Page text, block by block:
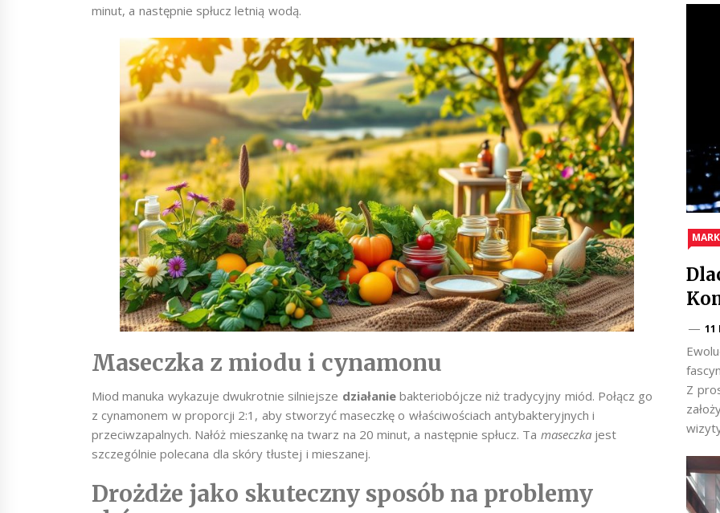
minut, a następnie spłucz letnią wodą.
Maseczka z miodu i cynamonu
Miod manuka wykazuje dwukrotnie silniejsze działaniebakteriobójcze niż tradycyjny miód. Połącz go
z cynamonem w proporcji 2:1, aby stworzyć maseczkę o właściwościach antybakteryjnych i
przeciwzapalnych. Nałóż mieszankę na twarz na 20 minut, a następnie spłucz. Ta maseczkajest
szczególnie polecana dla skóry tłustej i mieszanej.
Drożdże jako skuteczny sposób na problemy
11
Z